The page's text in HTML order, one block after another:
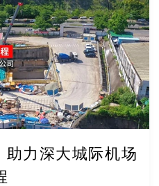
助力深大城际机场